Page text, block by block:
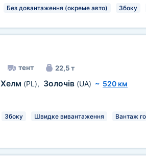
Без довантаження (окреме авто) Збоку
тент 22,5 т
Хелм (PL), Золочів (UA) ~ 520 км
Збоку Швидке вивантаження Вантаж